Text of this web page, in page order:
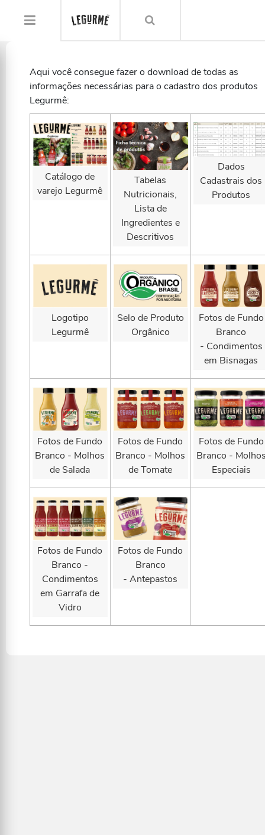
Aqui você consegue fazer o download de todas as
informações necessárias para o cadastro dos produtos
Legurmê:
Catálogo de
varejo Legurmê
Tabelas
Nutricionais,
Lista de
Ingredientes e
Descritivos
Dados
Cadastrais dos
Produtos
Logotipo
Legurmê
Selo de Produto
Orgânico
Fotos de Fundo
Branco
- Condimentos
em Bisnagas
Fotos de Fundo
Branco - Molhos
de Salada
Fotos de Fundo
Branco - Molhos
de Tomate
Fotos de Fundo
Branco -
Especiais
Fotos de Fundo
Branco -
Condimentos
em Garrafa de
Vidro
Fotos de Fundo
Branco
- Antepastos